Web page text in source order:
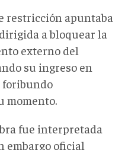
restricción apuntaba
a bloquear la
externo del
su ingreso en
momento.
fue interpretada
embargo oficial